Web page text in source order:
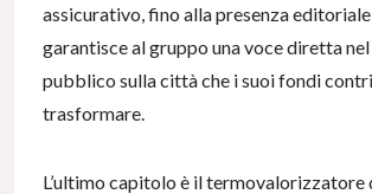
assicurativo, fino alla presenza
garantisce al gruppo una voce diretta
pubblico sulla città che i suoi fondi
trasformare.
L’ultimo capitolo è il termovalorizzatore